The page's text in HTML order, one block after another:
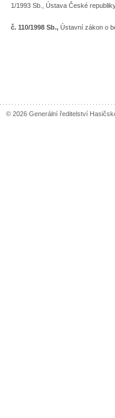
1/1993 Sb., Ústava České
č. 110/1998 Sb., Ústavní zákon o
© 2026 Generální ředitelství